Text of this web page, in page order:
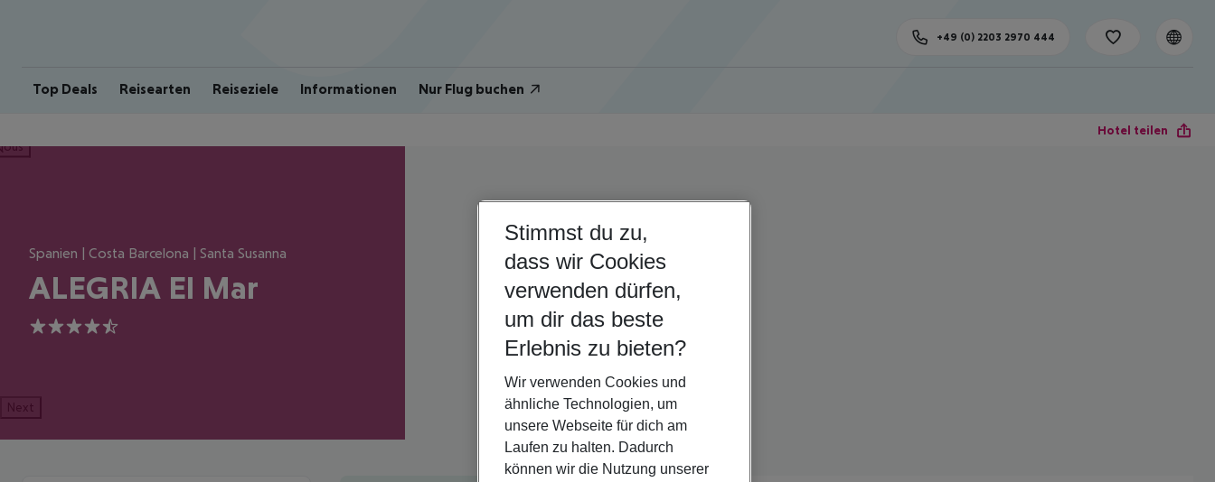
Top Deals Reisearten Reiseziele Informationen Nur Flug buchen
+49 (0) 2203 2970 444
Hotel teilen
Spanien | Costa Barcelona | Santa Susanna
ALEGRIA El Mar
4.5
Next
Stimmst du zu,
dass wir Cookies
verwenden dürfen,
um dir das beste
Erlebnis zu bieten?
Wir verwenden Cookies und
ähnliche Technologien, um
unsere Webseite für dich am
Laufen zu halten. Dadurch
können wir die Nutzung unserer